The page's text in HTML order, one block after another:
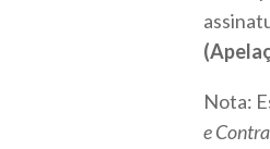
Nota:
e